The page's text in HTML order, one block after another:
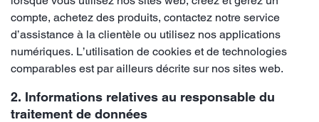
compte, achetez des produits, contactez notre service
d’assistance à la clientèle ou utilisez nos applications
numériques. L’utilisation de cookies et de technologies
comparables est par ailleurs décrite sur nos sites web.
2. Informations relatives au responsable du
traitement de données